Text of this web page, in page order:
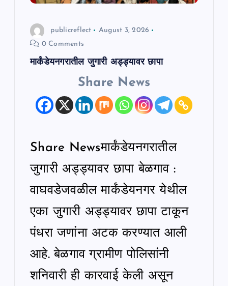
publicreflect
August 3, 2026
0 Comments
मार्कंडेयनगरातील जुगारी अड्ड्यावर छापा
Share News
Share Newsमार्कंडेयनगरातील
जुगारी अड्ड्यावर छापा बेळगाव :
वाघवडेजवळील मार्कंडेयनगर येथील
एका जुगारी अड्ड्यावर छापा टाकून
पंधरा जणांना अटक करण्यात आली
आहे. बेळगाव ग्रामीण पोलिसांनी
शनिवारी ही कारवाई केली असून